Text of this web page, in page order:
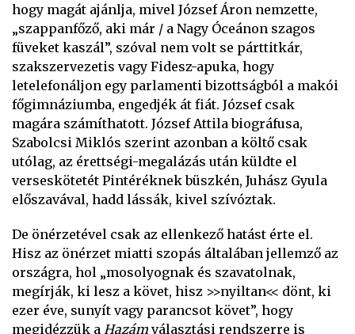
hogy magát ajánlja, mivel József Áron nemzette,
„szappanfőző, aki már / a Nagy Óceánon szagos
füveket kaszál”, szóval nem volt se párttitkár,
szakszervezetis vagy Fidesz-apuka, hogy
letelefonáljon egy parlamenti bizottságból a makói
főgimnáziumba, engedjék át fiát. József csak
magára számíthatott. József Attila biográfusa,
Szabolcsi Miklós szerint azonban a költő csak
utólag, az érettségi-megalázás után küldte el
verseskötetét Pintéréknek büszkén, Juhász Gyula
előszavával, hadd lássák, kivel szívóztak.
De önérzetével csak az ellenkező hatást érte el.
Hisz az önérzet miatti szopás általában jellemző az
országra, hol „mosolyognak és szavatolnak,
megírják, ki lesz a követ, hisz >>nyiltan<< dönt, ki
ezer éve, sunyít vagy parancsot követ”, hogy
megidézzük a Hazám választási rendszerre is